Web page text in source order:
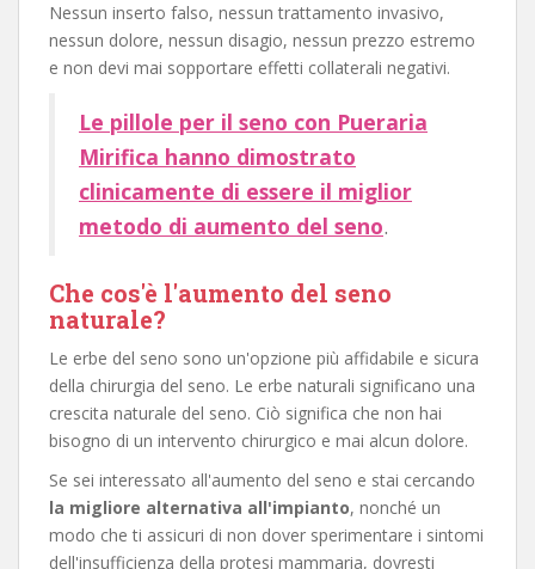
Nessun inserto falso, nessun trattamento invasivo,
nessun dolore, nessun disagio, nessun prezzo estremo
e non devi mai sopportare effetti collaterali negativi.
Le pillole per il seno con Pueraria
Mirifica hanno dimostrato
clinicamente di essere il miglior
metodo di aumento del seno.
Che cos'è l'aumento del seno
naturale?
Le erbe del seno sono un'opzione più affidabile e sicura
della chirurgia del seno. Le erbe naturali significano una
crescita naturale del seno. Ciò significa che non hai
bisogno di un intervento chirurgico e mai alcun dolore.
Se sei interessato all'aumento del seno e stai cercando
la migliore alternativa all'impianto, nonché un
modo che ti assicuri di non dover sperimentare i sintomi
dell'insufficienza della protesi mammaria, dovresti